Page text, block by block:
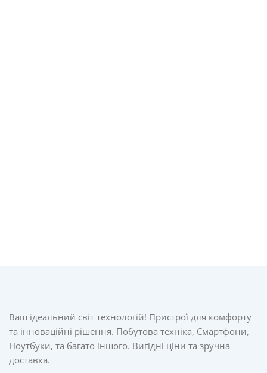
Ваш ідеальний світ технологій! Пристрої для комфорту
та інноваційні рішення. Побутова техніка, Смартфони,
Ноутбуки, та багато іншого. Вигідні ціни та зручна
доставка.